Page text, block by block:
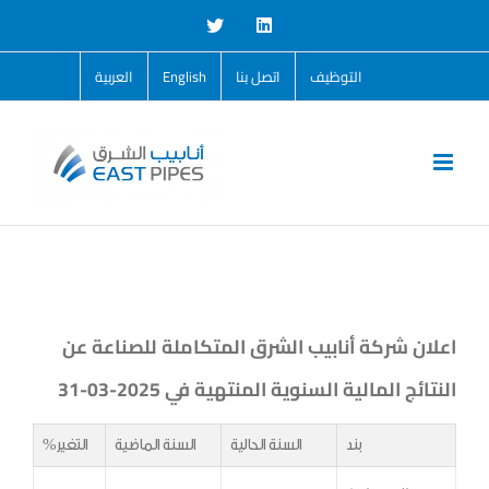
to
LinkedIn
التوظيف اتصل بنا English العربية
اعلان شركة أنابيب الشرق المتكاملة للصناعة عن
النتائج المالية السنوية المنتهية في 2025-03-31
بند السنة الحالية السنة الماضية التغير%